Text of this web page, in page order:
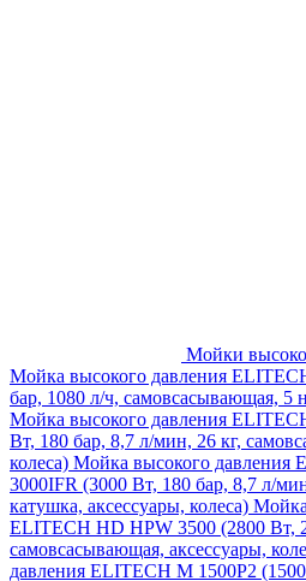
Мойки
Мойка высокого давления
бар, 1080 л/ч, самовсасывающая, 5
Мойка высокого давления
Вт, 180 бар, 8,7 л/мин, 26 кг,
колеса) Мойка высокого давления
3000IFR (3000 Вт, 180 бар, 8,7 л/
катушка, аксессуары, колеса)
ELITECH HD HPW 3500 (2800 Вт,
самовсасывающая, аксессуары,
давления ELITECH M 1500P2